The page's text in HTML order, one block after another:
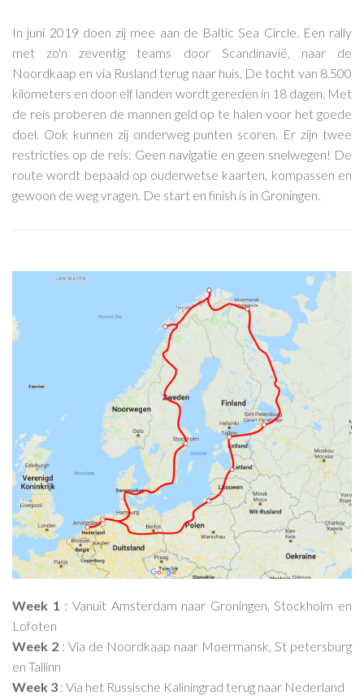
In juni 2019 doen zij mee aan de Baltic Sea Circle. Een rally
met zo'n zeventig teams door Scandinavië, naar de
Noordkaap en via Rusland terug naar huis. De tocht van 8.500
kilometers en door elf landen wordt gereden in 18 dagen. Met
de reis proberen de mannen geld op te halen voor het goede
doel. Ook kunnen zij onderweg punten scoren. Er zijn twee
restricties op de reis: Geen navigatie en geen snelwegen! De
route wordt bepaald op ouderwetse kaarten, kompassen en
gewoon de weg vragen. De start en finish is in Groningen.
Week 1 : Vanuit Amsterdam naar Groningen, Stockholm en
Lofoten
Week 2 : Via de Noordkaap naar Moermansk, St petersburg
en Tallinn
Week 3 : Via het Russische Kaliningrad terug naar Nederland